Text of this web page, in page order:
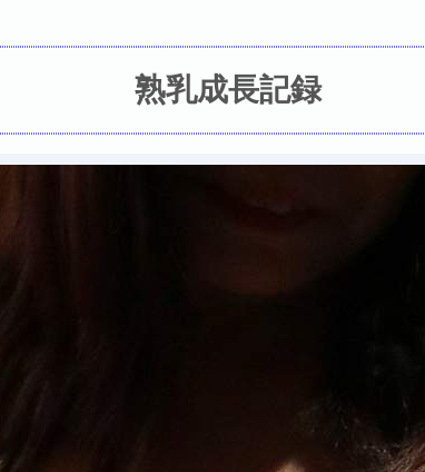
熟乳成長記録